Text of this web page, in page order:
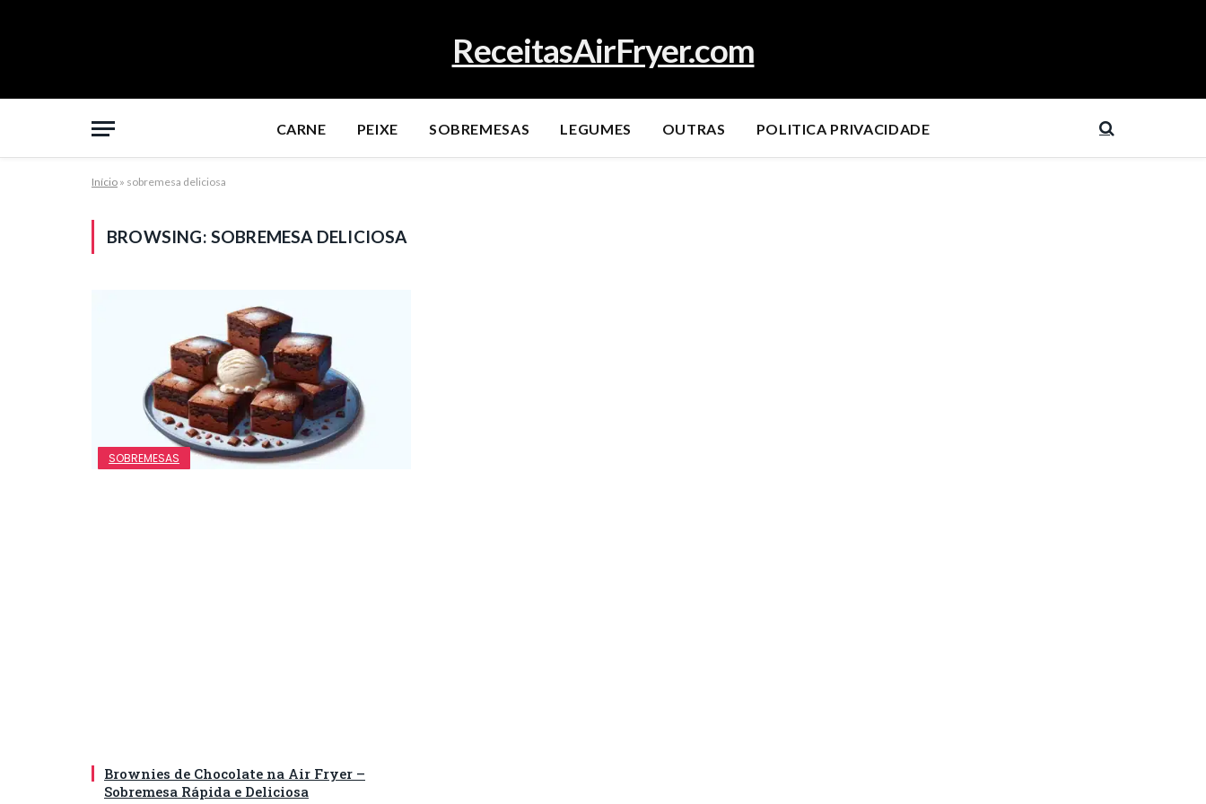
ReceitasAirFryer.com
CARNE PEIXE SOBREMESAS LEGUMES OUTRAS POLITICA PRIVACIDADE
Início » sobremesa deliciosa
BROWSING: SOBREMESA DELICIOSA
SOBREMESAS
Brownies de Chocolate na Air Fryer –
Sobremesa Rápida e Deliciosa